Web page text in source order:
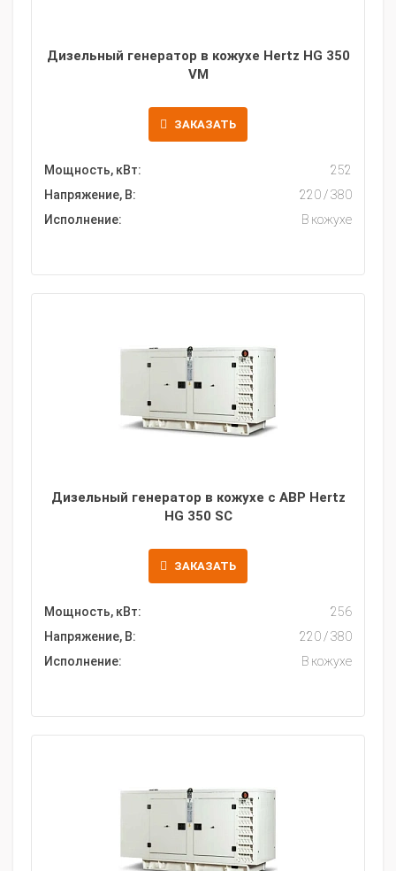
Дизельный генератор в кожухе Hertz HG 350
VM
ЗАКАЗАТЬ
Мощность, кВт:
252
Напряжение, В:
220 / 380
Исполнение:
В кожухе
Дизельный генератор в кожухе с АВР Hertz
HG 350 SC
ЗАКАЗАТЬ
Мощность, кВт:
256
Напряжение, В:
220 / 380
Исполнение:
В кожухе